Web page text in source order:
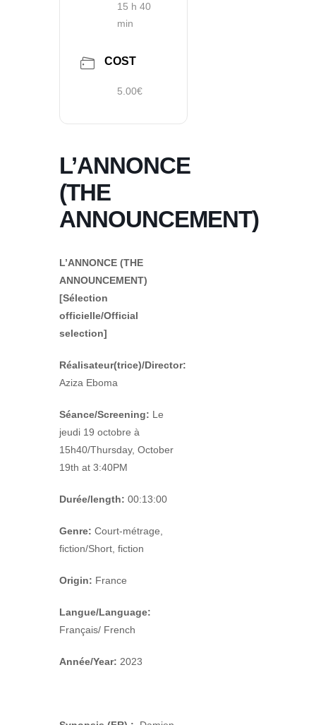
15 h 40
min
COST
5.00€
L’ANNONCE
(THE
ANNOUNCEMENT)
L’ANNONCE (THE
ANNOUNCEMENT)
[Sélection
officielle/Official
selection]
Réalisateur(trice)/Director:
Aziza Eboma
Séance/Screening: Le
jeudi 19 octobre à
15h40/Thursday, October
19th at 3:40PM
Durée/length: 00:13:00
Genre: Court-métrage,
fiction/Short, fiction
Origin: France
Langue/Language:
Français/ French
Année/Year: 2023